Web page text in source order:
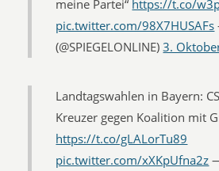
meine Partei“ https://t.co/
pic.twitter.com/98X7HUSAFs
(@SPIEGELONLINE)3.
Landtagswahlen in Bayern:
Kreuzer gegen Koalition mit
https://t.co/gLALorTu89
pic.twitter.com/xXKpUfna2z